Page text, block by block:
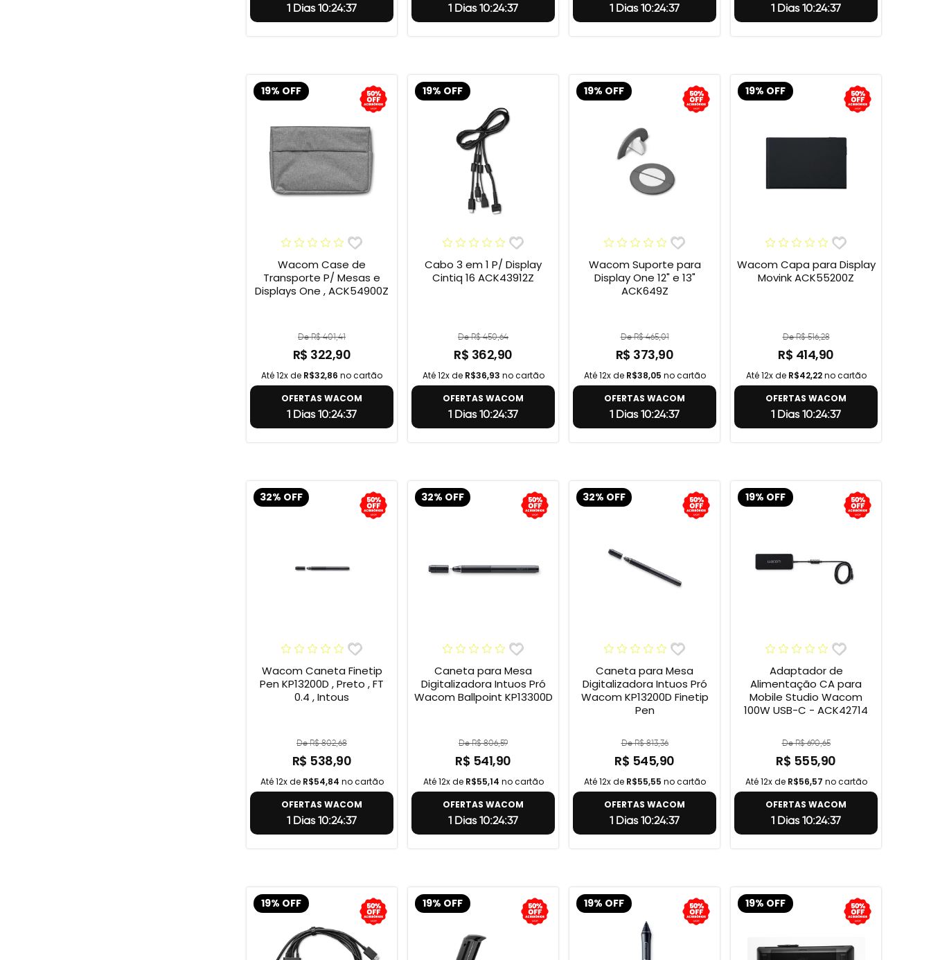
1 Dias 10:24:36 1 Dias 10:24:36 1 Dias 10:24:36 1 Dias 10:24:36
19% OFF
Wacom Case de
Transporte P/ Mesas e
Displays One , ACK54900Z
De R$ 401,41
R$ 322,90
Até 12x de R$32,86 no cartão
OFERTAS WACOM
1 Dias 10:24:36
19% OFF
Cabo 3 em 1 P/ Display
Cintiq 16 ACK43912Z
De R$ 450,64
R$ 362,90
Até 12x de R$36,93 no cartão
OFERTAS WACOM
1 Dias 10:24:36
19% OFF
Wacom Suporte para
Display One 12" e 13"
ACK649Z
De R$ 465,01
R$ 373,90
Até 12x de R$38,05 no cartão
OFERTAS WACOM
1 Dias 10:24:36
19% OFF
Wacom Capa para Display
Movink ACK55200Z
De R$ 516,28
R$ 414,90
Até 12x de R$42,22no cartão
OFERTAS WACOM
1 Dias 10:24:36
32% OFF
Wacom Caneta Finetip
Pen KP13200D , Preto , FT
0.4 , Intous
De R$ 802,68
R$ 538,90
Até 12x de R$54,84 no cartão
OFERTAS WACOM
1 Dias 10:24:36
32% OFF
Caneta para Mesa
Digitalizadora Intuos Pró
Wacom Ballpoint KP13300D
De R$ 806,59
R$ 541,90
Até 12x de R$55,14 no cartão
OFERTAS WACOM
1 Dias 10:24:36
32% OFF
Caneta para Mesa
Digitalizadora Intuos Pró
Wacom KP13200D Finetip
Pen
De R$ 813,36
R$ 545,90
Até 12x de R$55,55 no cartão
OFERTAS WACOM
1 Dias 10:24:36
19% OFF
Adaptador de
Alimentação CA para
Mobile Studio Wacom
100W USB-C - ACK42714
De R$ 690,65
R$ 555,90
Até 12x de R$56,57 no cartão
OFERTAS WACOM
1 Dias 10:24:36
19% OFF 19% OFF 19% OFF 19% OFF